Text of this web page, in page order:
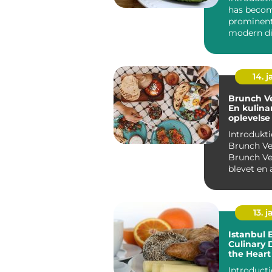
has
modern
delightful
14.
Brunch
En
Brunch
Brunch
blevet en
målti...
13.
Istanbul
Culinary
the